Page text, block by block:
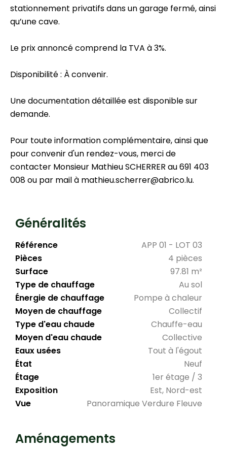
stationnement privatifs dans un garage fermé, ainsi
qu’une cave.
Le prix annoncé comprend la TVA à 3%.
Disponibilité : À convenir.
Une documentation détaillée est disponible sur
demande.
Pour toute information complémentaire, ainsi que
pour convenir d'un rendez-vous, merci de
contacter Monsieur Mathieu SCHERRER au 691 403
008 ou par mail à mathieu.scherrer@abrico.lu.
Généralités
Référence
APP 01 - LOT 03
Pièces
4 pièces
Surface
97.81 m²
Type de chauffage
Au sol
Énergie de chauffage
Pompe à chaleur
Moyen de chauffage
Collectif
Type d'eau chaude
Chauffe-eau
Moyen d'eau chaude
Collective
Eaux usées
Tout à l'égout
État
Neuf
Étage
1er étage / 3
Exposition
Est, Nord-est
Vue
Panoramique Verdure Fleuve
Aménagements